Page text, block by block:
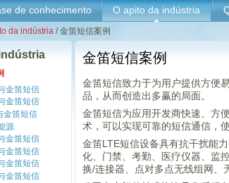
de conhecimento O apito da indústria
da indústria / 金笛短信案例
金笛短信
金笛短信
金笛短信
源
金笛短信
金笛短信
金笛短信
金笛短信
金笛短信案例
金笛短信致力于为用户提供方便
品，从而创造出多赢的局面。
金笛短信为应用开发商快速、方
术，可以实现可靠的短信通信，
金笛LTE短信设备具有抗干扰能
化、门禁、考勤、医疗仪器、监
换/连接器、点对多点无线组网、